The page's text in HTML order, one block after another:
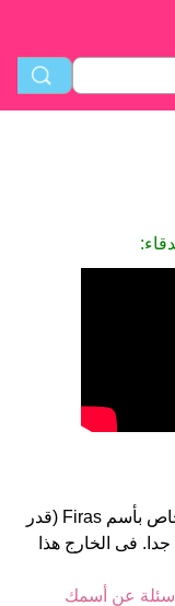
Firas هو اسم للبنين على موقعنا 11 الأشخاص بأسم Firas (قدر
راضون جدا. فى الخارج هذا